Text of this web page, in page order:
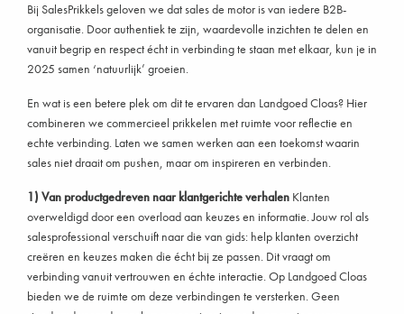
Bij SalesPrikkels geloven we dat sales de motor is van iedere B2B-
organisatie. Door authentiek te zijn, waardevolle inzichten te delen en
vanuit begrip en respect écht in verbinding te staan met elkaar, kun je in
2025 samen ‘natuurlijk’ groeien.
En wat is een betere plek om dit te ervaren dan Landgoed Cloas? Hier
combineren we commercieel prikkelen met ruimte voor reflectie en
echte verbinding. Laten we samen werken aan een toekomst waarin
sales niet draait om pushen, maar om inspireren en verbinden.
1) Van productgedreven naar klantgerichte verhalen Klanten
overweldigd door een overload aan keuzes en informatie. Jouw rol als
salesprofessional verschuift naar die van gids: help klanten overzicht
creëren en keuzes maken die écht bij ze passen. Dit vraagt om
verbinding vanuit vertrouwen en échte interactie. Op Landgoed Cloas
bieden we de ruimte om deze verbindingen te versterken. Geen